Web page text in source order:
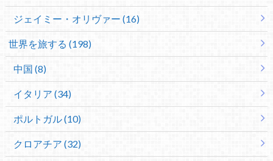
ジェイミー・オリヴァー (16)
世界を旅する (198)
中国 (8)
イタリア (34)
ポルトガル (10)
クロアチア (32)